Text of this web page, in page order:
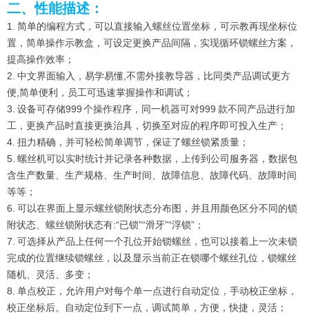
二、性能描述：
1. 简单的编程方式，可以直接输入螺丝位置坐标，可示教再现坐标位
置，简单操作示教盒，可设定更换产品间隔，实现循环锁螺丝方案，
提高操作效率；
2. 中文界面输入，易学易懂,不需外接教导器，比同类产品调试更方
便,简单便利，员工可迅速掌握操作和调试；
3. 设备可存储999 个操作程序，同一机器可对999 款不同产品进行加
工，更换产品时直接更换治具，切换至对应的程序即可投入生产；
4. 扭力精确，并可轻松简单调节，保证了螺丝锁紧质量；
5. 螺丝机可以实时统计并记录各种数据，上传到公司服务器，数据包
含生产数量、生产规格、生产时间、故障信息、故障代码、故障时间
等等；
6. 可以在界面上显示螺丝锁附状态分布图，并且用颜色区分不同的锁
附状态、螺丝锁附状态有:“已锁”“滑牙”“浮锁”；
7. 可选择从产品上任何一个孔位开始锁螺丝，也可以接着上一次未锁
完成的位置继续锁螺丝，以及显示当前正在锁哪个螺丝孔位，锁螺丝
随机、灵活、多变；
8. 单点校正，允许用户对每个单一点进行自动定位，手动校正坐标，
校正坐标后。自动定位到下一点，调试简单，方便，快捷，灵活；